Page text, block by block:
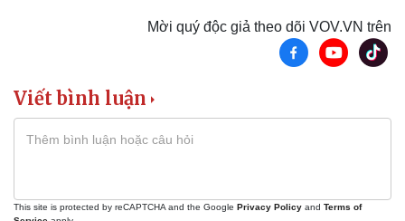
Mời quý độc giả theo dõi VOV.VN trên
Viết bình luận
This site is protected by reCAPTCHA and the Google Privacy Policy and Terms of